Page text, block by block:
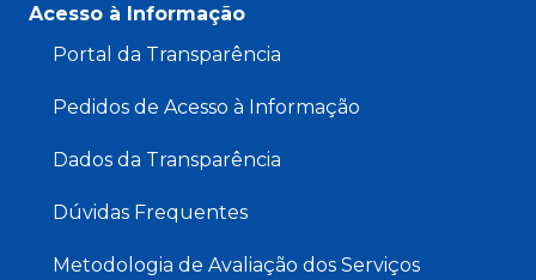
Acesso à Informação
Portal da Transparência
Pedidos de Acesso à Informação
Dados da Transparência
Dúvidas Frequentes
Metodologia de Avaliação dos Serviços